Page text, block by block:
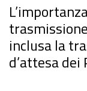
inclusa la
d’attesa dei